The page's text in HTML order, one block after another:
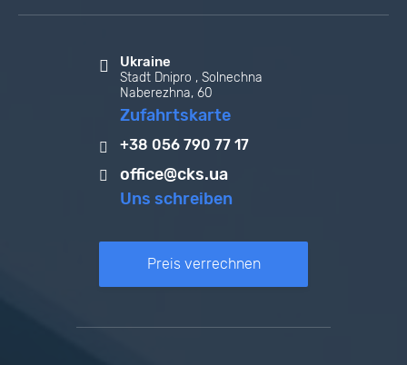
Ukraine
Stadt Dnipro , Solnechna
Naberezhna, 60
Zufahrtskarte
+38 056 790 77 17
office@cks.ua
Uns schreiben
Preis verrechnen